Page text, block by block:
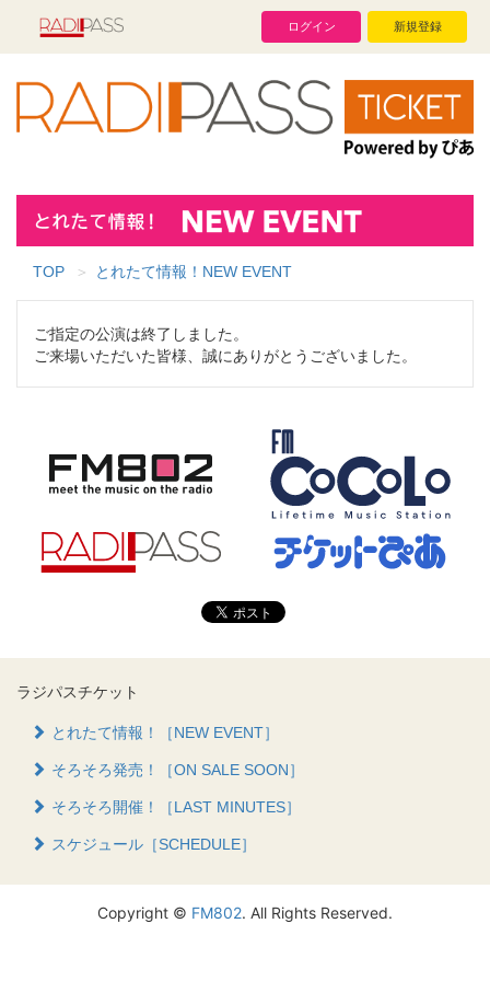
ログイン 新規登録
TOP とれたて情報！NEW EVENT
ご指定の公演は終了しました。
ご来場いただいた皆様、誠にありがとうございました。
ラジパスチケット
とれたて情報！［NEW EVENT］
そろそろ発売！［ON SALE SOON］
そろそろ開催！［LAST MINUTES］
スケジュール［SCHEDULE］
Copyright © FM802. All Rights Reserved.